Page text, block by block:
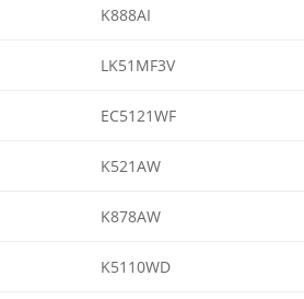
K888AI
LK51MF3V
EC5121WF
K521AW
K878AW
K5110WD